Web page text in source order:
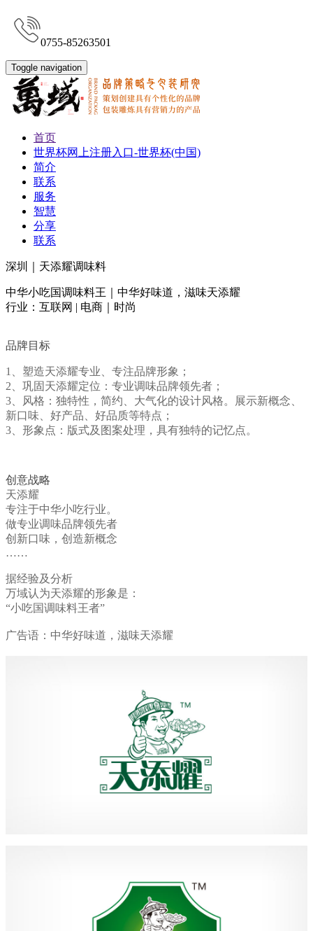
0755-85263501
Toggle navigation
首页
世界杯网上注册入口-世界杯(中国)
简介
联系
服务
智慧
分享
联系
深圳｜天添耀调味料
中华小吃国调味料王｜中华好味道，滋味天添耀
行业：互联网 | 电商｜时尚
品牌目标
1、塑造天添耀专业、专注品牌形象；
2、巩固天添耀定位：专业调味品牌领先者；
3、风格：独特性，简约、大气化的设计风格。展示新概念、
新口味、好产品、好品质等特点；
3、形象点：版式及图案处理，具有独特的记忆点。
创意战略
天添耀
专注于中华小吃行业。
做专业调味品牌领先者
创新口味，创造新概念
……
据经验及分析
万域认为天添耀的形象是：
“小吃国调味料王者”
广告语：中华好味道，滋味天添耀